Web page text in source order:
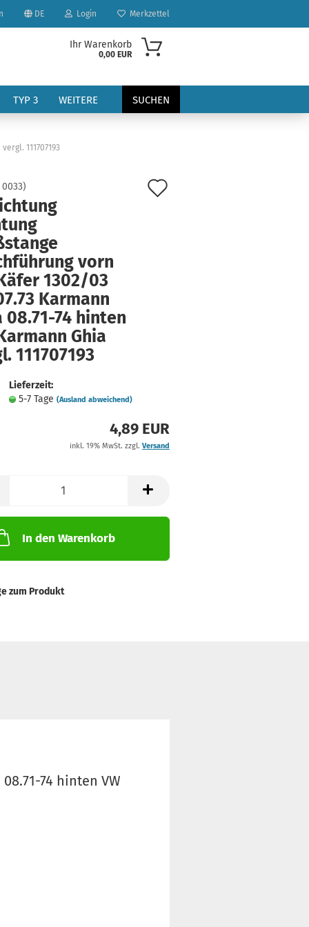
DE Login Merkzettel
Ihr Warenkorb
0,00 EUR
TYP 3 SUCHEN
WEITERE
111707193
0033)
vorn
1302/03
Karmann
08.71-74 hinten
Ghia
111707193
Lieferzeit:
5-7 Tage (Ausland abweichend)
4,89 EUR
inkl. 19% MwSt. zzgl. Versand
In den Warenkorb
zum Produkt
74 hinten VW